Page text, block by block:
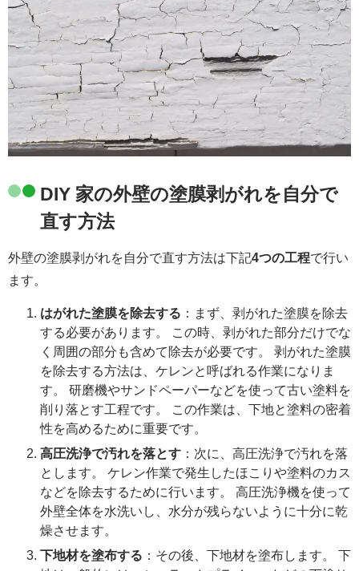
DIY 家の外壁の塗膜剥がれを自分で
直す方法
外壁の塗膜剥がれを自分で直す方法は下記4つの工程で行い
ます。
はがれた塗膜を除去する ：まず、剥がれた塗膜を除去
する必要があります。 この時、剥がれた部分だけでな
く周囲の部分も含めて除去が必要です。 剥がれた塗膜
を除去する方法は、ケレンと呼ばれる作業になりま
す。 研磨機やサンドペーパーなどを使って古い塗料を
削り落とす工程です。 この作業は、下地と塗料の密着
性を高めるために重要です。
高圧洗浄で汚れを落とす ：次に、高圧洗浄で汚れを落
とします。 ケレン作業で発生したほこりや塗料のカス
などを除去するために行います。 高圧洗浄機を使って
外壁全体を水洗いし、水分が残らないように十分に乾
燥させます。
下地材を塗布する ：その後、下地材を塗布します。 下